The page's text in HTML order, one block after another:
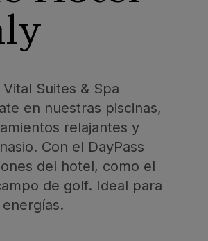
Suites & Spa
en nuestras piscinas,
relajantes y
Con el DayPass
del hotel, como el
de golf. Ideal para